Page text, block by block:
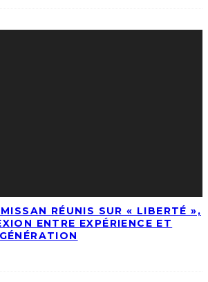
RÉUNIS SUR « LIBERTÉ »,
ENTRE EXPÉRIENCE ET